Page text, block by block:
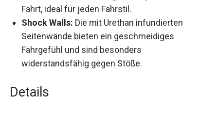
dynamische Fahrt, ideal für jeden Fahrstil.
Shock Walls: Die mit Urethan infundierten
Seitenwände bieten ein geschmeidiges
Fahrgefühl und sind besonders
widerstandsfähig gegen Stöße.
Details